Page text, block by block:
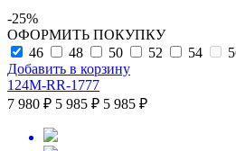
-25%
ОФОРМИТЬ ПОКУПКУ
46
48 50 52 54
Добавить в корзину
124M-RR-1777
7 980 ₽ 5 985 ₽ 5 985 ₽